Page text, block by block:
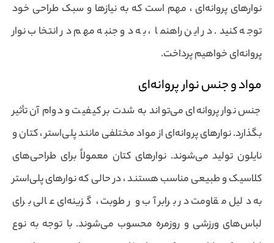
نوارهای پروانه‌ای ، مهم است که به نیازها و سبک طراحی خود
توجه کنید. در این راهنما ، به دو جنبه مهم در انتخاب نوار
پروانه‌ای خواهیم پرداخت.
مواد و جنس نوار پروانه‌ای
جنس نوار پروانه‌ای می‌تواند به شدت بر کیفیت و دوام آن تأثیر
بگذارد. نوارهای پروانه‌ای از مواد مختلفی مانند پلی‌استر ، کتان و
نایلون تولید می‌شوند. نوارهای کتان معمولاً برای طراحی‌های
کلاسیک و طبیعی مناسب هستند ، در حالی که نوارهای پلی‌استر
به دلیل مقاومت در برابر آب و رطوبت ، گزینه‌ای عالی برای
لباس‌های ورزشی و روزمره محسوب می‌شوند. با توجه به نوع